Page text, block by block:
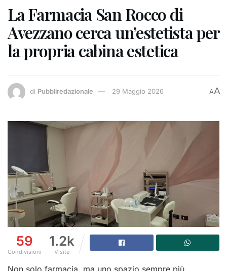
La Farmacia San Rocco di
Avezzano cerca un’estetista per
la propria cabina estetica
di Pubbliredazionale 29 Maggio 2026 AA
59
Condivisioni
1.2k
Visite
Non solo farmacia, ma uno spazio sempre più